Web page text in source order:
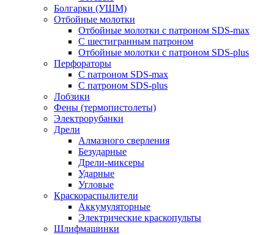
Болгарки (УШМ)
Отбойные молотки
Отбойные молотки с патроном SDS-max
С шестигранным патроном
Отбойные молотки с патроном SDS-plus
Перфораторы
С патроном SDS-max
С патроном SDS-plus
Лобзики
Фены (термопистолеты)
Электрорубанки
Дрели
Алмазного сверления
Безударные
Дрели-миксеры
Ударные
Угловые
Краскораспылители
Аккумуляторные
Электрические краскопульты
Шлифмашинки